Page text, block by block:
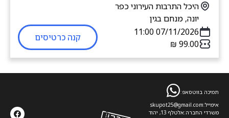
היכל התרבות העירוני כפר
יונה, מנחם בגין
07/11/2026 11:00
קנה כרטיסים
תמיכה בווטסאפ:
skupot25@gmail.comאימייל:
אלטלף 13, יהודמשרדי החברה: